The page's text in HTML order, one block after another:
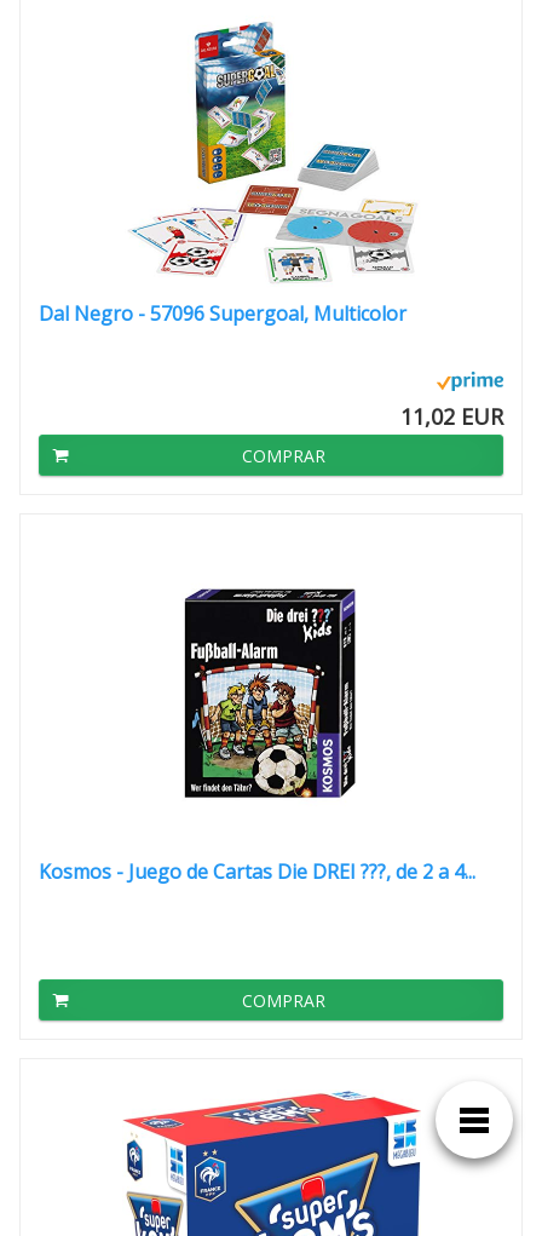
Dal Negro - 57096 Supergoal, Multicolor
11,02 EUR
COMPRAR
Kosmos - Juego de Cartas Die DREI ???, de 2 a 4...
COMPRAR